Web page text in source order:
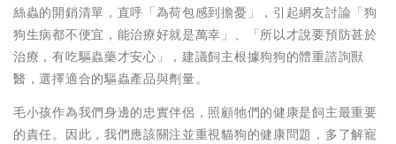
絲蟲的開銷清單，直呼「為荷包感到擔憂」，引起網友討論「狗
狗生病都不便宜，能治療好就是萬幸」、「所以才說要預防甚於
治療，有吃驅蟲藥才安心」，建議飼主根據狗狗的體重諮詢獸
醫，選擇適合的驅蟲產品與劑量。
毛小孩作為我們身邊的忠實伴侶，照顧牠們的健康是飼主最重要
的責任。因此，我們應該關注並重視貓狗的健康問題，多了解寵